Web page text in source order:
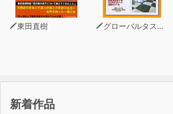
なぜそうなってしまうのか、冷静かつ
ています。
東田直樹 グローバルタスクフォース
新着作品